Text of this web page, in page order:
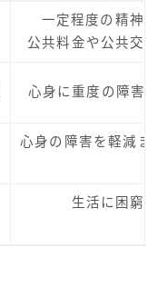
一定程度の精神障
公共料金や公共交通
心身に重度の障害が
心身の障害を軽減ま
生活に困窮す